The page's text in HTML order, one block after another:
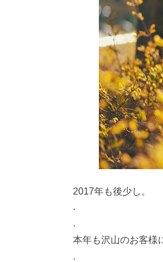
2017年も後少し。
.
.
本年も沢山のお客様
.